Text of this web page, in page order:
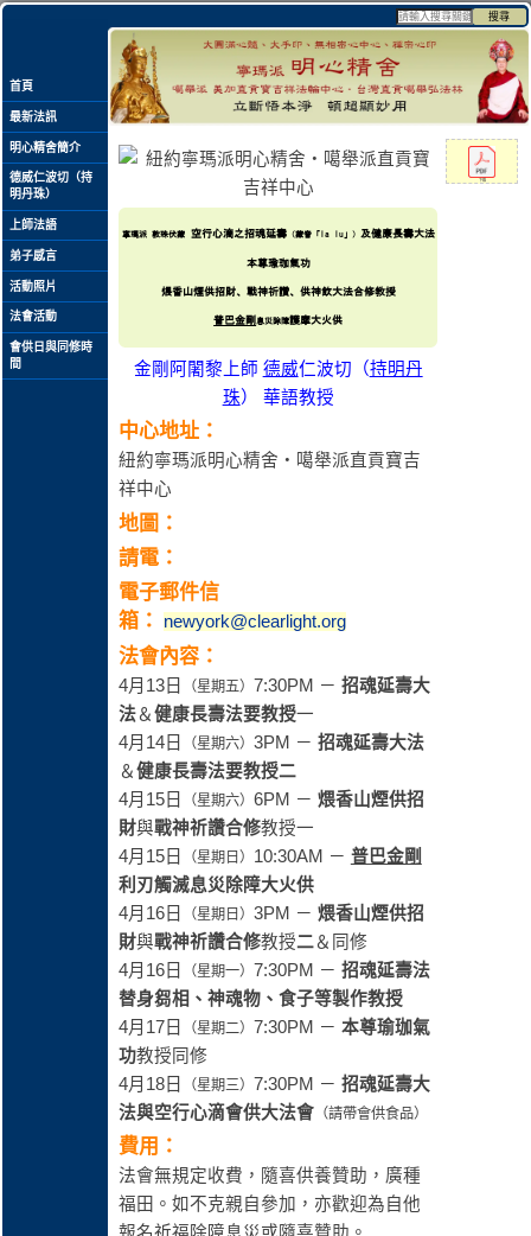
搜尋
首頁
最新法訊
明心精舍簡介
德威仁波切（持
明丹珠）
上師法語
弟子感言
活動照片
法會活動
會供日與同修時
間
寧瑪派 敦珠伏藏空行心滴之招魂延壽（藏音「la lu」） 及健康長壽大法
本尊瑜珈氣功
煨香山煙供招財、戰神祈讚、供神飲大法合修教授
普巴金剛 息災除障護摩大火供
金剛阿闍黎上師 德威仁波切（持明丹
珠） 華語教授
中心地址：
紐約寧瑪派明心精舍‧噶舉派直貢寶吉
祥中心
地圖：
請電：
電子郵件信
箱：
newyork@clearlight.org
法會內容：
4月13日 （星期五） 7:30PM － 招魂延壽大
法＆健康長壽法要教授一
4月14日
（星期六） 3PM － 招魂延壽大法
＆健康長壽法要教授二
4月15日
（星期六） 6PM － 煨香山煙供招
財與戰神祈讚合修教授一
4月15日
（星期日） 10:30AM － 普巴金剛
利刃觸滅息災除障大火供
4月16日
（星期日） 3PM － 煨香山煙供招
財與戰神祈讚合修教授二＆同修
4月16日
（星期一） 7:30PM － 招魂延壽法
替身芻相、神魂物、食子等製作教授
4月17日
（星期二） 7:30PM － 本尊瑜珈氣
功教授同修
4月18日
（星期三） 7:30PM － 招魂延壽大
法與空行心滴會供大法會（請帶會供食品）
費用：
法會無規定收費，隨喜供養贊助，廣種
福田。如不克親自參加，亦歡迎為自他
下載